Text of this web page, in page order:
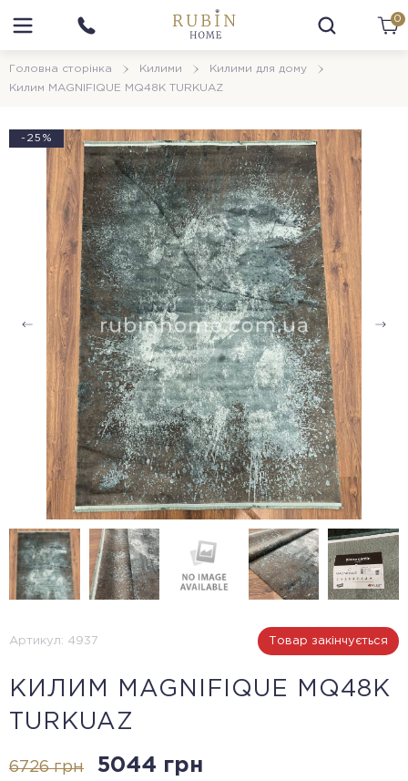
0
Головна сторінка Килими
Килими для дому
Килим MAGNIFIQUE MQ48K TURKUAZ
-25%
Артикул: 4937 Товар закінчується
КИЛИМ MAGNIFIQUE MQ48K
TURKUAZ
6726 грн 5044 грн